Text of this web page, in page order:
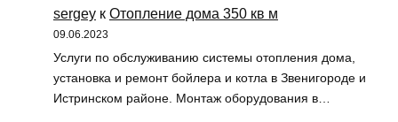
sergey к Отопление дома 350 кв м
09.06.2023
Услуги по обслуживанию системы отопления дома,
установка и ремонт бойлера и котла в Звенигороде и
Истринском районе. Монтаж оборудования в…